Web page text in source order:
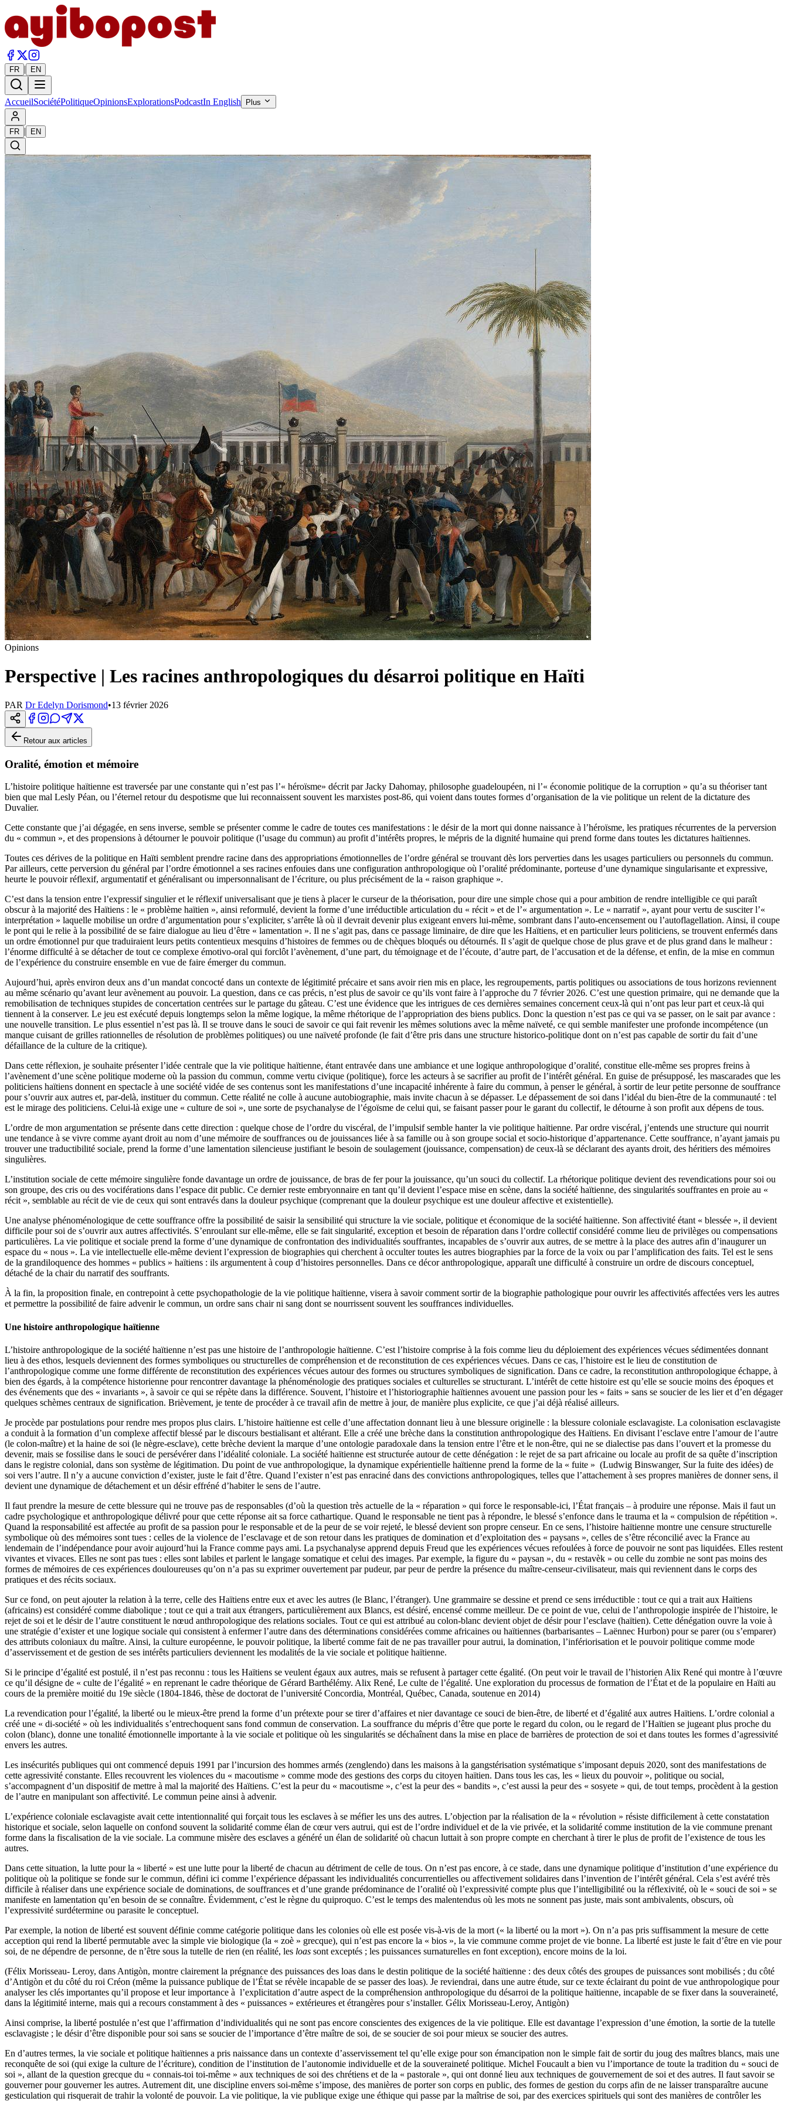
FR | EN
AccueilSociétéPolitiqueOpinionsExplorationsPodcastIn English Plus
FR | EN
Opinions
Perspective | Les racines anthropologiques du désarroi politique en Haïti
PAR Dr Edelyn Dorismond•13 février 2026
Retour aux articles
Oralité, émotion et mémoire
L’histoire politique haïtienne est traversée par une constante qui n’est pas l’« héroïsme» décrit par Jacky Dahomay, philosophe guadeloupéen, ni l’« économie politique de la corruption » qu’a su théoriser tant
bien que mal Lesly Péan, ou l’éternel retour du despotisme que lui reconnaissent souvent les marxistes post-86, qui voient dans toutes formes d’organisation de la vie politique un relent de la dictature des
Duvalier.
Cette constante que j’ai dégagée, en sens inverse, semble se présenter comme le cadre de toutes ces manifestations : le désir de la mort qui donne naissance à l’héroïsme, les pratiques récurrentes de la perversion
du « commun », et des propensions à détourner le pouvoir politique (l’usage du commun) au profit d’intérêts propres, le mépris de la dignité humaine qui prend forme dans toutes les dictatures haïtiennes.
Toutes ces dérives de la politique en Haïti semblent prendre racine dans des appropriations émotionnelles de l’ordre général se trouvant dès lors perverties dans les usages particuliers ou personnels du commun.
Par ailleurs, cette perversion du général par l’ordre émotionnel a ses racines enfouies dans une configuration anthropologique où l’oralité prédominante, porteuse d’une dynamique singularisante et expressive,
heurte le pouvoir réflexif, argumentatif et généralisant ou impersonnalisant de l’écriture, ou plus précisément de la « raison graphique ».
​C’est dans la tension entre l’expressif singulier et le réflexif universalisant que je tiens à placer le curseur de la théorisation, pour dire une simple chose qui a pour ambition de rendre intelligible ce qui paraît
obscur à la majorité des Haïtiens : le « problème haïtien », ainsi reformulé, devient la forme d’une irréductible articulation du « récit » et de l’« argumentation ». Le « narratif », ayant pour vertu de susciter l’«
interprétation » laquelle mobilise un ordre d’argumentation pour s’expliciter, s’arrête là où il devrait devenir plus exigeant envers lui-même, sombrant dans l’auto-encensement ou l’autoflagellation. Ainsi, il coupe
le pont qui le relie à la possibilité de se faire dialogue au lieu d’être « lamentation ». Il ne s’agit pas, dans ce passage liminaire, de dire que les Haïtiens, et en particulier leurs politiciens, se trouvent enfermés dans
un ordre émotionnel pur que traduiraient leurs petits contentieux mesquins d’histoires de femmes ou de chèques bloqués ou détournés. Il s’agit de quelque chose de plus grave et de plus grand dans le malheur :
l’énorme difficulté à se détacher de tout ce complexe émotivo-oral qui forclôt l’avènement, d’une part, du témoignage et de l’écoute, d’autre part, de l’accusation et de la défense, et enfin, de la mise en commun
de l’expérience du construire ensemble en vue de faire émerger du commun.
​Aujourd’hui, après environ deux ans d’un mandat concocté dans un contexte de légitimité précaire et sans avoir rien mis en place, les regroupements, partis politiques ou associations de tous horizons reviennent
au même scénario qu’avant leur avènement au pouvoir. La question, dans ce cas précis, n’est plus de savoir ce qu’ils vont faire à l’approche du 7 février 2026. C’est une question primaire, qui ne demande que la
remobilisation de techniques stupides de concertation centrées sur le partage du gâteau. C’est une évidence que les intrigues de ces dernières semaines concernent ceux-là qui n’ont pas leur part et ceux-là qui
tiennent à la conserver. Le jeu est exécuté depuis longtemps selon la même logique, la même rhétorique de l’appropriation des biens publics. Donc la question n’est pas ce qui va se passer, on le sait par avance :
une nouvelle transition. Le plus essentiel n’est pas là. Il se trouve dans le souci de savoir ce qui fait revenir les mêmes solutions avec la même naïveté, ce qui semble manifester une profonde incompétence (un
manque cuisant de grilles rationnelles de résolution de problèmes politiques) ou une naïveté profonde (le fait d’être pris dans une structure historico-politique dont on n’est pas capable de sortir du fait d’une
défaillance de la culture de la critique).
​Dans cette réflexion, je souhaite présenter l’idée centrale que la vie politique haïtienne, étant entravée dans une ambiance et une logique anthropologique d’oralité, constitue elle-même ses propres freins à
l’avènement d’une scène politique moderne où la passion du commun, comme vertu civique (politique), force les acteurs à se sacrifier au profit de l’intérêt général. En guise de présupposé, les mascarades que les
politiciens haïtiens donnent en spectacle à une société vidée de ses contenus sont les manifestations d’une incapacité inhérente à faire du commun, à penser le général, à sortir de leur petite personne de souffrance
pour s’ouvrir aux autres et, par-delà, instituer du commun. Cette réalité ne colle à aucune autobiographie, mais invite chacun à se dépasser. Le dépassement de soi dans l’idéal du bien-être de la communauté : tel
est le mirage des politiciens. Celui-là exige une « culture de soi », une sorte de psychanalyse de l’égoïsme de celui qui, se faisant passer pour le garant du collectif, le détourne à son profit aux dépens de tous.
​L’ordre de mon argumentation se présente dans cette direction : quelque chose de l’ordre du viscéral, de l’impulsif semble hanter la vie politique haïtienne. Par ordre viscéral, j’entends une structure qui nourrit
une tendance à se vivre comme ayant droit au nom d’une mémoire de souffrances ou de jouissances liée à sa famille ou à son groupe social et socio-historique d’appartenance. Cette souffrance, n’ayant jamais pu
trouver une traductibilité sociale, prend la forme d’une lamentation silencieuse justifiant le besoin de soulagement (jouissance, compensation) de ceux-là se déclarant des ayants droit, des héritiers des mémoires
singulières.
L’institution sociale de cette mémoire singulière fonde davantage un ordre de jouissance, de bras de fer pour la jouissance, qu’un souci du collectif. La rhétorique politique devient des revendications pour soi ou
son groupe, des cris ou des vociférations dans l’espace dit public. Ce dernier reste embryonnaire en tant qu’il devient l’espace mise en scène, dans la société haïtienne, des singularités souffrantes en proie au «
récit », semblable au récit de vie de ceux qui sont entravés dans la douleur psychique (comprenant que la douleur psychique est une douleur affective et existentielle).
Une analyse phénoménologique de cette souffrance offre la possibilité de saisir la sensibilité qui structure la vie sociale, politique et économique de la société haïtienne. Son affectivité étant « blessée », il devient
difficile pour soi de s’ouvrir aux autres affectivités. S’enroulant sur elle-même, elle se fait singularité, exception et besoin de réparation dans l’ordre collectif considéré comme lieu de privilèges ou compensations
particulières. La vie politique et sociale prend la forme d’une dynamique de confrontation des individualités souffrantes, incapables de s’ouvrir aux autres, de se mettre à la place des autres afin d’inaugurer un
espace du « nous ». La vie intellectuelle elle-même devient l’expression de biographies qui cherchent à occulter toutes les autres biographies par la force de la voix ou par l’amplification des faits. Tel est le sens
de la grandiloquence des hommes « publics » haïtiens : ils argumentent à coup d’histoires personnelles. Dans ce décor anthropologique, apparaît une difficulté à construire un ordre de discours conceptuel,
détaché de la chair du narratif des souffrants.
À la fin, la proposition finale, en contrepoint à cette psychopathologie de la vie politique haïtienne, visera à savoir comment sortir de la biographie pathologique pour ouvrir les affectivités affectées vers les autres
et permettre la possibilité de faire advenir le commun, un ordre sans chair ni sang dont se nourrissent souvent les souffrances individuelles.
Une histoire anthropologique haïtienne
​L’histoire anthropologique de la société haïtienne n’est pas une histoire de l’anthropologie haïtienne. C’est l’histoire comprise à la fois comme lieu du déploiement des expériences vécues sédimentées donnant
lieu à des ethos, lesquels deviennent des formes symboliques ou structurelles de compréhension et de reconstitution de ces expériences vécues. Dans ce cas, l’histoire est le lieu de constitution de
l’anthropologique comme une forme différente de reconstitution des expériences vécues autour des formes ou structures symboliques de signification. Dans ce cadre, la reconstitution anthropologique échappe, à
bien des égards, à la compétence historienne pour rencontrer davantage la phénoménologie des pratiques sociales et culturelles se structurant. L’intérêt de cette histoire est qu’elle se soucie moins des époques et
des événements que des « invariants », à savoir ce qui se répète dans la différence. Souvent, l’histoire et l’historiographie haïtiennes avouent une passion pour les « faits » sans se soucier de les lier et d’en dégager
quelques schèmes centraux de signification. Brièvement, je tente de procéder à ce travail afin de mettre à jour, de manière plus explicite, ce que j’ai déjà réalisé ailleurs.
​Je procède par postulations pour rendre mes propos plus clairs. L’histoire haïtienne est celle d’une affectation donnant lieu à une blessure originelle : la blessure coloniale esclavagiste. La colonisation esclavagiste
a conduit à la formation d’un complexe affectif blessé par le discours bestialisant et altérant. Elle a créé une brèche dans la constitution anthropologique des Haïtiens. En divisant l’esclave entre l’amour de l’autre
(le colon-maître) et la haine de soi (le nègre-esclave), cette brèche devient la marque d’une ontologie paradoxale dans la tension entre l’être et le non-être, qui ne se dialectise pas dans l’ouvert et la promesse du
devenir, mais se fossilise dans le souci de persévérer dans l’idéalité coloniale. La société haïtienne est structurée autour de cette dénégation : le rejet de sa part africaine ou locale au profit de sa quête d’inscription
dans le registre colonial, dans son système de légitimation. Du point de vue anthropologique, la dynamique expérientielle haïtienne prend la forme de la « fuite » (Ludwig Binswanger, Sur la fuite des idées) de
soi vers l’autre. Il n’y a aucune conviction d’exister, juste le fait d’être. Quand l’exister n’est pas enraciné dans des convictions anthropologiques, telles que l’attachement à ses propres manières de donner sens, il
devient une dynamique de détachement et un désir effréné d’habiter le sens de l’autre.
​Il faut prendre la mesure de cette blessure qui ne trouve pas de responsables (d’où la question très actuelle de la « réparation » qui force le responsable-ici, l’État français – à produire une réponse. Mais il faut un
cadre psychologique et anthropologique délivré pour que cette réponse ait sa force cathartique. Quand le responsable ne tient pas à répondre, le blessé s’enfonce dans le trauma et la « compulsion de répétition ».
Quand la responsabilité est affectée au profit de sa passion pour le responsable et de la peur de se voir rejeté, le blessé devient son propre censeur. En ce sens, l’histoire haïtienne montre une censure structurelle
symbolique où des mémoires sont tues : celles de la violence de l’esclavage et de son retour dans les pratiques de domination et d’exploitation des « paysans », celles de s’être réconcilié avec la France au
lendemain de l’indépendance pour avoir aujourd’hui la France comme pays ami. La psychanalyse apprend depuis Freud que les expériences vécues refoulées à force de pouvoir ne sont pas liquidées. Elles restent
vivantes et vivaces. Elles ne sont pas tues : elles sont labiles et parlent le langage somatique et celui des images. Par exemple, la figure du « paysan », du « restavèk » ou celle du zombie ne sont pas moins des
formes de mémoires de ces expériences douloureuses qu’on n’a pas su exprimer ouvertement par pudeur, par peur de perdre la présence du maître-censeur-civilisateur, mais qui reviennent dans le corps des
pratiques et des récits sociaux.
​Sur ce fond, on peut ajouter la relation à la terre, celle des Haïtiens entre eux et avec les autres (le Blanc, l’étranger). Une grammaire se dessine et prend ce sens irréductible : tout ce qui a trait aux Haïtiens
(africains) est considéré comme diabolique ; tout ce qui a trait aux étrangers, particulièrement aux Blancs, est désiré, encensé comme meilleur. De ce point de vue, celui de l’anthropologie inspirée de l’histoire, le
rejet de soi et le désir de l’autre constituent le nœud anthropologique des relations sociales. Tout ce qui est attribué au colon-blanc devient objet de désir pour l’esclave (haïtien). Cette dénégation ouvre la voie à
une stratégie d’exister et une logique sociale qui consistent à enfermer l’autre dans des déterminations considérées comme africaines ou haïtiennes (barbarisantes – Laënnec Hurbon) pour se parer (ou s’emparer)
des attributs coloniaux du maître. Ainsi, la culture européenne, le pouvoir politique, la liberté comme fait de ne pas travailler pour autrui, la domination, l’infériorisation et le pouvoir politique comme mode
d’asservissement et de gestion de ses intérêts particuliers deviennent les modalités de la vie sociale et politique haïtienne.
​Si le principe d’égalité est postulé, il n’est pas reconnu : tous les Haïtiens se veulent égaux aux autres, mais se refusent à partager cette égalité. (On peut voir le travail de l’historien Alix René qui montre à l’œuvre
ce qu’il désigne de « culte de l’égalité » en reprenant le cadre théorique de Gérard Barthélémy. Alix René, Le culte de l’égalité. Une exploration du processus de formation de l’État et de la populaire en Haïti au
cours de la première moitié du 19e siècle (1804-1846, thèse de doctorat de l’université Concordia, Montréal, Québec, Canada, soutenue en 2014)
La revendication pour l’égalité, la liberté ou le mieux-être prend la forme d’un prétexte pour se tirer d’affaires et nier davantage ce souci de bien-être, de liberté et d’égalité aux autres Haïtiens. L’ordre colonial a
créé une « di-société » où les individualités s’entrechoquent sans fond commun de conservation. La souffrance du mépris d’être que porte le regard du colon, ou le regard de l’Haïtien se jugeant plus proche du
colon (blanc), donne une tonalité émotionnelle importante à la vie sociale et politique où les singularités se déchaînent dans la mise en place de barrières de protection de soi et dans toutes les formes d’agressivité
envers les autres.
Les insécurités publiques qui ont commencé depuis 1991 par l’incursion des hommes armés (zenglendo) dans les maisons à la gangstérisation systématique s’imposant depuis 2020, sont des manifestations de
cette agressivité constante. Elles recouvrent les violences du « macoutisme » comme mode des gestions des corps du citoyen haïtien. Dans tous les cas, les « lieux du pouvoir », politique ou social,
s’accompagnent d’un dispositif de mettre à mal la majorité des Haïtiens. C’est la peur du « macoutisme », c’est la peur des « bandits », c’est aussi la peur des « sosyete » qui, de tout temps, procèdent à la gestion
de l’autre en manipulant son affectivité. Le commun peine ainsi à advenir.
​L’expérience coloniale esclavagiste avait cette intentionnalité qui forçait tous les esclaves à se méfier les uns des autres. L’objection par la réalisation de la « révolution » résiste difficilement à cette constatation
historique et sociale, selon laquelle on confond souvent la solidarité comme élan de cœur vers autrui, qui est de l’ordre individuel et de la vie privée, et la solidarité comme institution de la vie commune prenant
forme dans la fiscalisation de la vie sociale. La commune misère des esclaves a généré un élan de solidarité où chacun luttait à son propre compte en cherchant à tirer le plus de profit de l’existence de tous les
autres.
Dans cette situation, la lutte pour la « liberté » est une lutte pour la liberté de chacun au détriment de celle de tous. On n’est pas encore, à ce stade, dans une dynamique politique d’institution d’une expérience du
politique où la politique se fonde sur le commun, défini ici comme l’expérience dépassant les individualités concurrentielles ou affectivement solidaires dans l’invention de l’intérêt général. Cela s’est avéré très
difficile à réaliser dans une expérience sociale de dominations, de souffrances et d’une grande prédominance de l’oralité où l’expressivité compte plus que l’intelligibilité ou la réflexivité, où le « souci de soi » se
manifeste en lamentation qu’en besoin de se connaître. Évidemment, c’est le règne du quiproquo. C’est le temps des malentendus où les mots ne sonnent pas juste, mais sont ambivalents, obscurs, où
l’expressivité surdétermine ou parasite le conceptuel.
​Par exemple, la notion de liberté est souvent définie comme catégorie politique dans les colonies où elle est posée vis-à-vis de la mort (« la liberté ou la mort »). On n’a pas pris suffisamment la mesure de cette
acception qui rend la liberté permutable avec la simple vie biologique (la « zoè » grecque), qui n’est pas encore la « bios », la vie commune comme projet de vie bonne. La liberté est juste le fait d’être en vie pour
soi, de ne dépendre de personne, de n’être sous la tutelle de rien (en réalité, les loas sont exceptés ; les puissances surnaturelles en font exception), encore moins de la loi.
(Félix Morisseau- Leroy, dans Antigòn, montre clairement la prégnance des puissances des loas dans le destin politique de la société haïtienne : des deux côtés des groupes de puissances sont mobilisés ; du côté
d’Antigòn et du côté du roi Créon (même la puissance publique de l’État se révèle incapable de se passer des loas). Je reviendrai, dans une autre étude, sur ce texte éclairant du point de vue anthropologique pour
analyser les clés importantes qu’il propose et leur importance à l’explicitation d’autre aspect de la compréhension anthropologique du désarroi de la politique haïtienne, incapable de se fixer dans la souveraineté,
dans la légitimité interne, mais qui a recours constamment à des « puissances » extérieures et étrangères pour s’installer. Gélix Morisseau-Leroy, Antigòn)
Ainsi comprise, la liberté postulée n’est que l’affirmation d’individualités qui ne sont pas encore conscientes des exigences de la vie politique. Elle est davantage l’expression d’une émotion, la sortie de la tutelle
esclavagiste ; le désir d’être disponible pour soi sans se soucier de l’importance d’être maître de soi, de se soucier de soi pour mieux se soucier des autres.
​En d’autres termes, la vie sociale et politique haïtiennes a pris naissance dans un contexte d’asservissement tel qu’elle exige pour son émancipation non le simple fait de sortir du joug des maîtres blancs, mais une
reconquête de soi (qui exige la culture de l’écriture), condition de l’institution de l’autonomie individuelle et de la souveraineté politique. Michel Foucault a bien vu l’importance de toute la tradition du « souci de
soi », allant de la question grecque du « connais-toi toi-même » aux techniques de soi des chrétiens et de la « pastorale », qui ont donné lieu aux techniques de gouvernement de soi et des autres. Il faut savoir se
gouverner pour gouverner les autres. Autrement dit, une discipline envers soi-même s’impose, des manières de porter son corps en public, des formes de gestion du corps afin de ne laisser transparaître aucune
gesticulation qui risquerait de trahir la volonté de pouvoir. La vie politique, la vie publique exige une éthique qui passe par la maîtrise de soi, par des exercices spirituels qui sont des manières de contrôler les